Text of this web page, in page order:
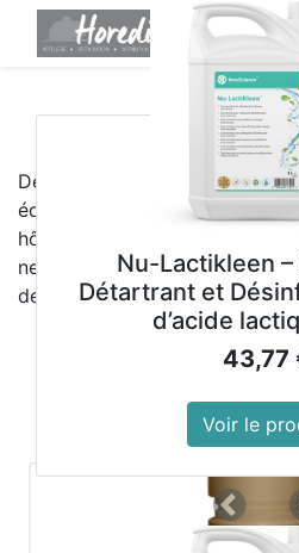
service
Meilleures
Découvrez les meilleures
équipements professionnels
hôtels, restaurants,
nettoyage. Qualité, fiabilité et
de vos activités
Nu-Lactikleen
Détartrant et
d’acide
43,77
Voir le